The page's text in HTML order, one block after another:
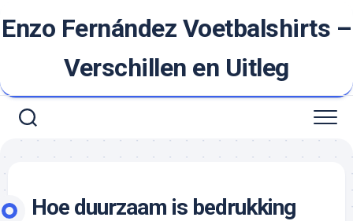
naar
Enzo Fernández Voetbalshirts –
Verschillen en Uitleg
Hoe duurzaam is bedrukking